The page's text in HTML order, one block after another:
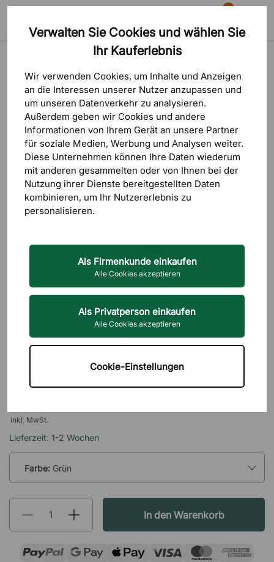
Verwalten Sie Cookies und wählen Sie
Ihr Kauferlebnis
Wir verwenden Cookies, um Inhalte und Anzeigen
an die Interessen unserer Nutzer anzupassen und
um unseren Datenverkehr zu analysieren.
Außerdem geben wir Cookies und andere
Informationen von Ihrem Gerät an unsere Partner
für soziale Medien, Werbung und Analysen weiter.
Diese Unternehmen können Ihre Daten wiederum
mit anderen gesammelten oder von Ihnen bei der
Nutzung ihrer Dienste bereitgestellten Daten
kombinieren, um Ihr Nutzererlebnis zu
personalisieren.
Als Firmenkunde einkaufen
Alle Cookies akzeptieren
Als Privatperson einkaufen
Alle Cookies akzeptieren
Cookie-Einstellungen
Suche
81
Warenkorb
Akustiklösungen Zubehör
Stiftehalter + für Trennwand
ScreenIT A30
inkl. MwSt.
Lieferzeit: 1-2 Wochen
Farbe: Grün
In den Warenkorb